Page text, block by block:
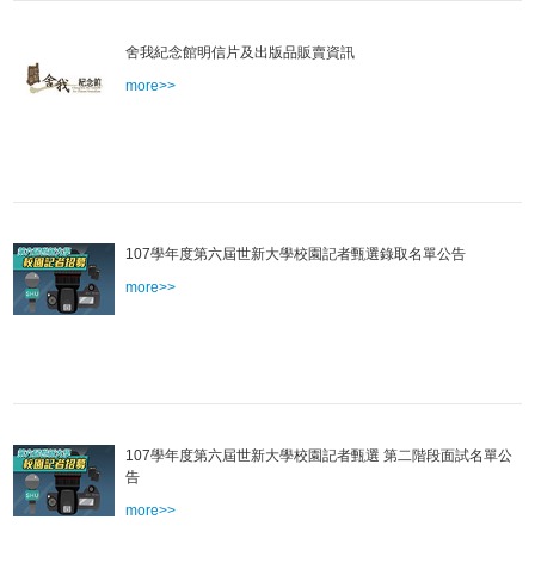
舍我紀念館明信片及出版品販賣資訊
more>>
107學年度第六屆世新大學校園記者甄選錄取名單公告
more>>
107學年度第六屆世新大學校園記者甄選 第二階段面試名單公
告
more>>